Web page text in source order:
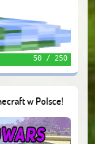
50 / 250
w Polsce!